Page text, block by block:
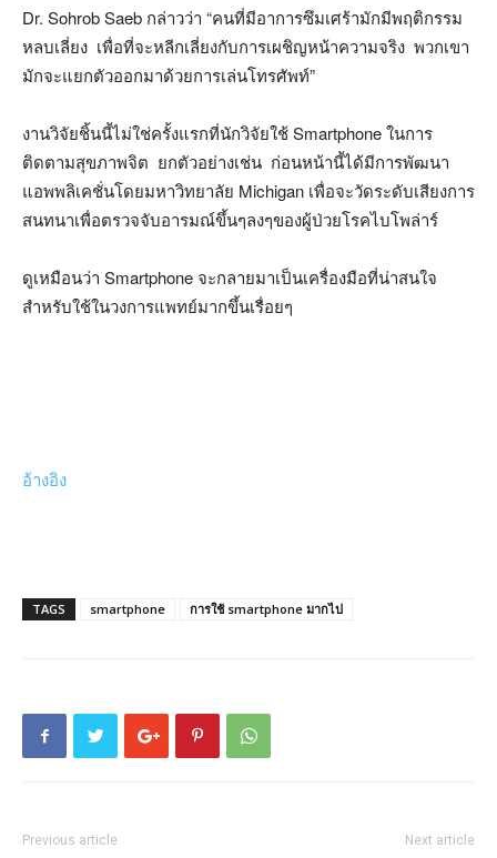
Dr. Sohrob Saeb กล่าวว่า “คนที่มีอาการซึมเศร้ามักมีพฤติกรรม
หลบเลี่ยง เพื่อที่จะหลีกเลี่ยงกับการเผชิญหน้าความจริง พวกเขา
มักจะแยกตัวออกมาด้วยการเล่นโทรศัพท์”
งานวิจัยชิ้นนี้ไม่ใช่ครั้งแรกที่นักวิจัยใช้ Smartphone ในการ
ติดตามสุขภาพจิต ยกตัวอย่างเช่น ก่อนหน้านี้ได้มีการพัฒนา
แอพพลิเคชั่นโดยมหาวิทยาลัย Michigan เพื่อจะวัดระดับเสียงการ
สนทนาเพื่อตรวจจับอารมณ์ขึ้นๆลงๆของผู้ป่วยโรคไบโพล่าร์
ดูเหมือนว่า Smartphone จะกลายมาเป็นเครื่องมือที่น่าสนใจ
สำหรับใช้ในวงการแพทย์มากขึ้นเรื่อยๆ
อ้างอิง
TAGS smartphone การใช้ smartphone มากไป
Previous article Next article